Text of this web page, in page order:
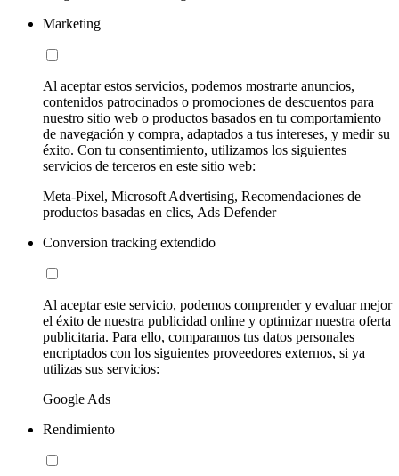
Marketing
Al aceptar estos servicios, podemos mostrarte anuncios,
contenidos patrocinados o promociones de descuentos para
nuestro sitio web o productos basados en tu comportamiento
de navegación y compra, adaptados a tus intereses, y medir su
éxito. Con tu consentimiento, utilizamos los siguientes
servicios de terceros en este sitio web:
Meta-Pixel, Microsoft Advertising, Recomendaciones de
productos basadas en clics, Ads Defender
Conversion tracking extendido
Al aceptar este servicio, podemos comprender y evaluar mejor
el éxito de nuestra publicidad online y optimizar nuestra oferta
publicitaria. Para ello, comparamos tus datos personales
encriptados con los siguientes proveedores externos, si ya
utilizas sus servicios:
Google Ads
Rendimiento